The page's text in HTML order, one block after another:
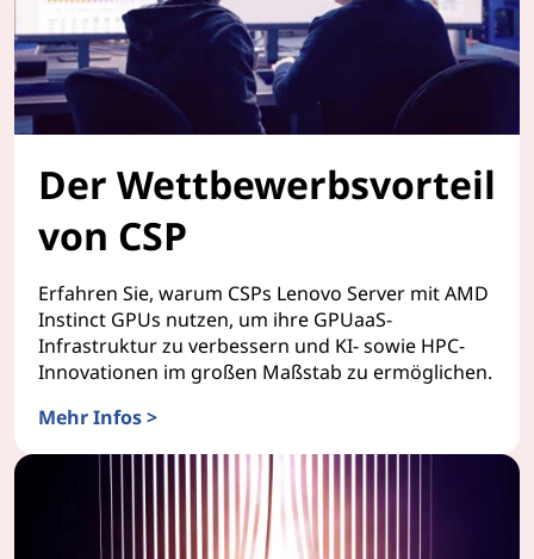
Der Wettbewerbsvorteil
von CSP
Erfahren Sie, warum CSPs Lenovo Server mit AMD
Instinct GPUs nutzen, um ihre GPUaaS-
Infrastruktur zu verbessern und KI- sowie HPC-
Innovationen im großen Maßstab zu ermöglichen.
Mehr Infos >